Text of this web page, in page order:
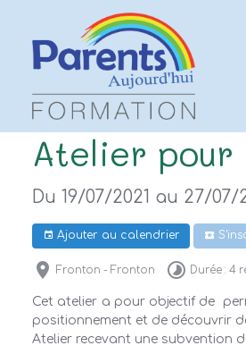
Atelier pour
Du 19/07/2021 au 27/07/
Ajouter au calendrier
Fronton - Fronton Durée : 4
Cet atelier a pour objectif de
positionnement et de découvrir
Atelier recevant une subvention